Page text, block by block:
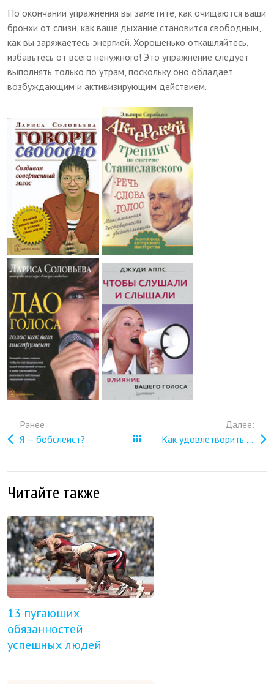
По окончании упражнения вы заметите, как очищаются ваши
бронхи от слизи, как ваше дыхание становится свободным,
как вы заряжаетесь энергией. Хорошенько откашляйтесь,
избавьтесь от всего ненужного! Это упражнение следует
выполнять только по утрам, поскольку оно обладает
возбуждающим и активизирующим действием.
Ранее:
Я — бобслеист?
Все записи
Далее:
Как удовлетворить клиента?
Читайте также
13 пугающих
обязанностей
успешных людей